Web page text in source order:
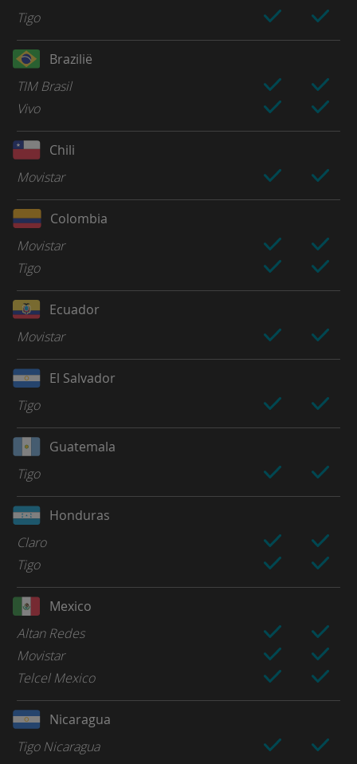
Tigo
Brazilië
TIM Brasil
Vivo
Chili
Movistar
Colombia
Movistar
Tigo
Ecuador
Movistar
El Salvador
Tigo
Guatemala
Tigo
Honduras
Claro
Tigo
Mexico
Altan Redes
Movistar
Telcel Mexico
Nicaragua
Tigo Nicaragua